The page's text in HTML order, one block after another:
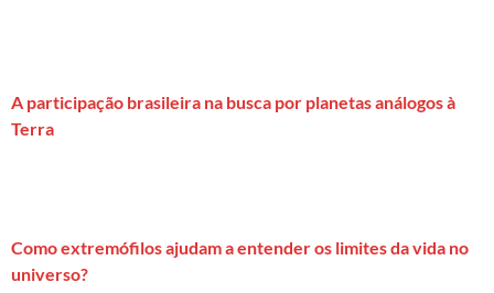
A participação brasileira na busca por planetas análogos à
Terra
Como extremófilos ajudam a entender os limites da vida no
universo?